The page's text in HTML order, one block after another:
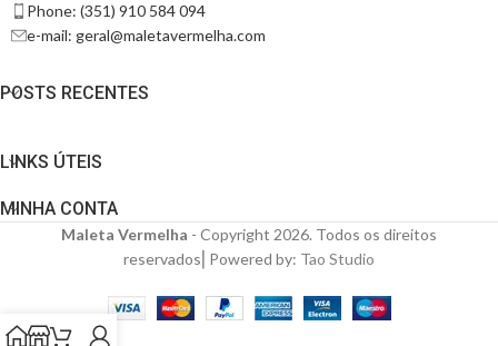
Phone: (351) 910 584 094
e-mail: geral@maletavermelha.com
POSTS RECENTES
LINKS ÚTEIS
MINHA CONTA
Maleta Vermelha - Copyright 2026. Todos os direitos
reservados⎜Powered by: Tao Studio